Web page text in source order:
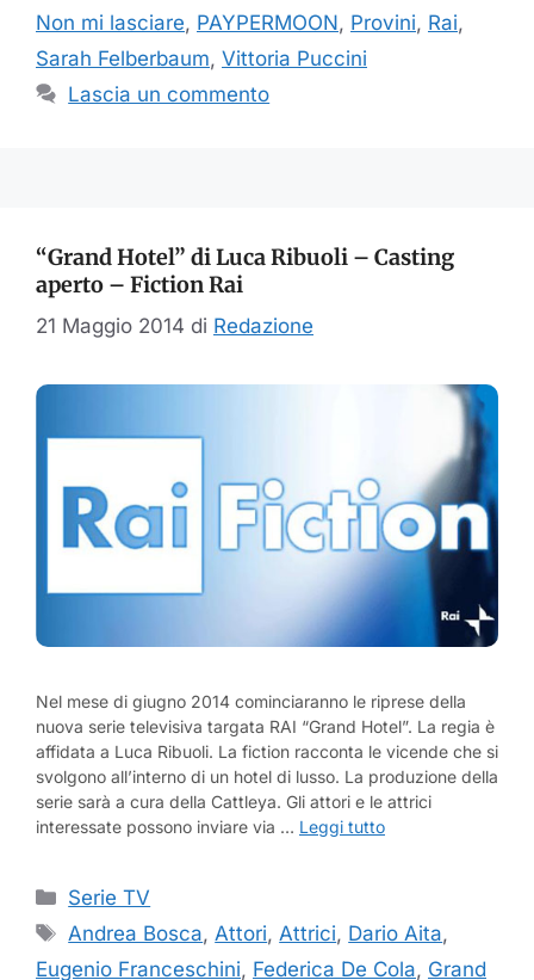
Non mi lasciare, PAYPERMOON, Provini, Rai,
Sarah Felberbaum, Vittoria Puccini
Lascia un commento
“Grand Hotel” di Luca Ribuoli – Casting
aperto – Fiction Rai
21 Maggio 2014 di Redazione
Nel mese di giugno 2014 cominciaranno le riprese della
nuova serie televisiva targata RAI “Grand Hotel”. La regia è
affidata a Luca Ribuoli. La fiction racconta le vicende che si
svolgono all’interno di un hotel di lusso. La produzione della
serie sarà a cura della Cattleya. Gli attori e le attrici
interessate possono inviare via … Leggi tutto
Categorie
Serie TV
Tag
Andrea Bosca,Attori,Attrici, Dario Aita,
Eugenio Franceschini, Federica De Cola, Grand